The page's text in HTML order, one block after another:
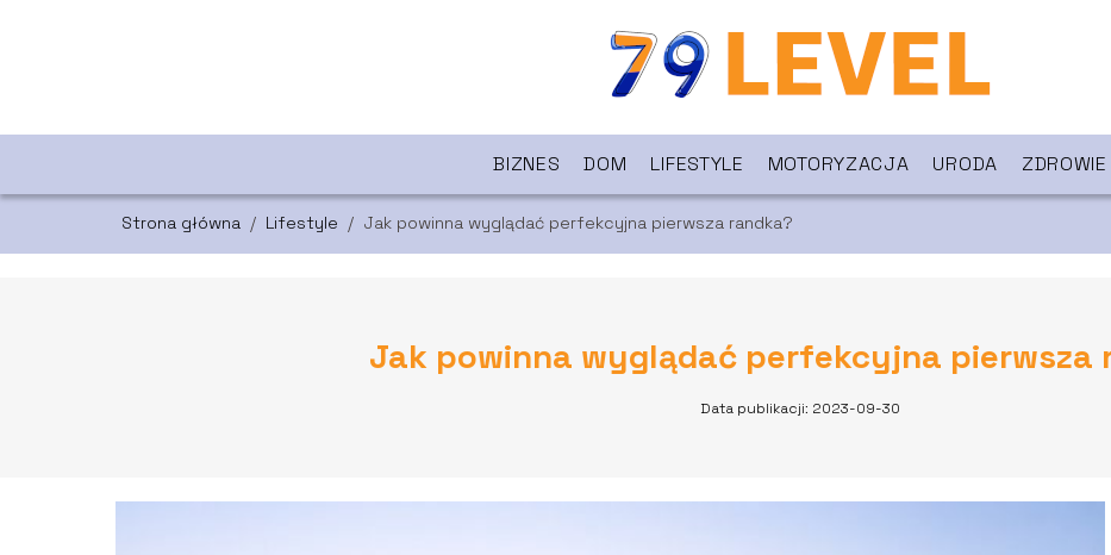
BIZNES DOM LIFESTYLE MOTORYZACJA URODA ZDROWIE
Strona główna / Lifestyle / Jak powinna wyglądać perfekcyjna pierwsza randka?
Jak powinna wyglądać perfekcyjna pierwsza
Data publikacji: 2023-09-30